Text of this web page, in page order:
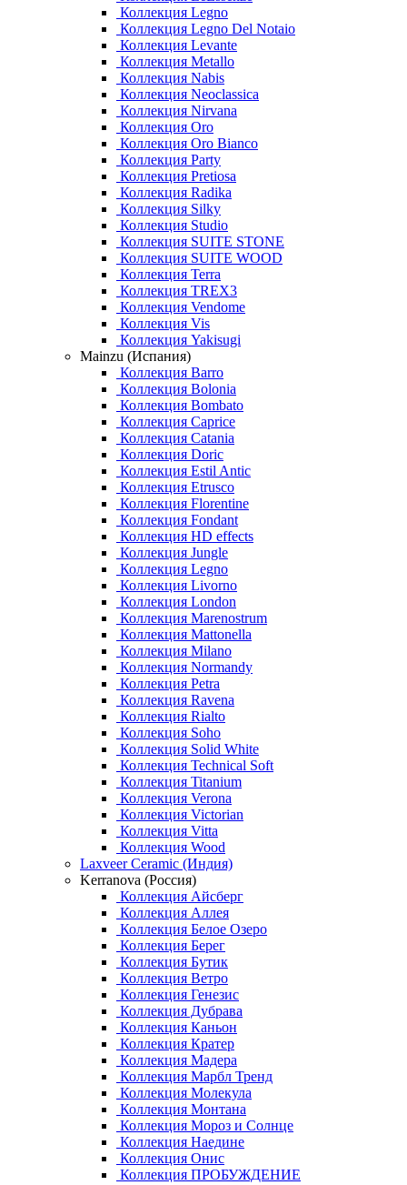
Коллекция Legno
Коллекция Legno Del Notaio
Коллекция Levante
Коллекция Metallo
Коллекция Nabis
Коллекция Neoclassica
Коллекция Nirvana
Коллекция Oro
Коллекция Oro Bianco
Коллекция Party
Коллекция Pretiosa
Коллекция Radika
Коллекция Silky
Коллекция Studio
Коллекция SUITE STONE
Коллекция SUITE WOOD
Коллекция Terra
Коллекция TREX3
Коллекция Vendome
Коллекция Vis
Коллекция Yakisugi
Mainzu (Испания)
Коллекция Barro
Коллекция Bolonia
Коллекция Bombato
Коллекция Caprice
Коллекция Catania
Коллекция Doric
Коллекция Estil Antic
Коллекция Etrusco
Коллекция Florentine
Коллекция Fondant
Коллекция HD effects
Коллекция Jungle
Коллекция Legno
Коллекция Livorno
Коллекция London
Коллекция Marenostrum
Коллекция Mattonella
Коллекция Milano
Коллекция Normandy
Коллекция Petra
Коллекция Ravena
Коллекция Rialto
Коллекция Soho
Коллекция Solid White
Коллекция Technical Soft
Коллекция Titanium
Коллекция Verona
Коллекция Victorian
Коллекция Vitta
Коллекция Wood
Laxveer Ceramic (Индия)
Kerranova (Россия)
Коллекция Айсберг
Коллекция Аллея
Коллекция Белое Озеро
Коллекция Берег
Коллекция Бутик
Коллекция Ветро
Коллекция Генезис
Коллекция Дубрава
Коллекция Каньон
Коллекция Кратер
Коллекция Мадера
Коллекция Марбл Тренд
Коллекция Молекула
Коллекция Монтана
Коллекция Мороз и Солнце
Коллекция Наедине
Коллекция Онис
Коллекция ПРОБУЖДЕНИЕ